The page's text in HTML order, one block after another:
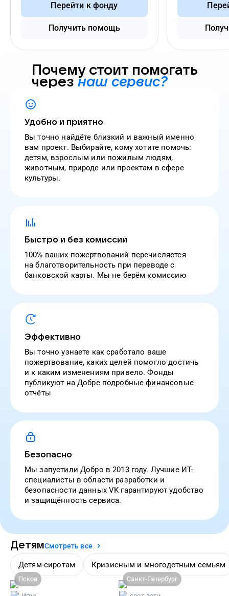
Перейти к фонду
Получить помощь
Почему стоит помогать
через наш сервис?
Удобно и приятно
Вы точно найдёте близкий и важный именно
вам проект. Выбирайте, кому хотите помочь:
детям, взрослым или пожилым людям,
животным, природе или проектам в сфере
культуры.
Быстро и без комиссии
100% ваших пожертвований перечисляется
на благотворительность при переводе с
банковской карты. Мы не берём комиссию
Эффективно
Вы точно узнаете как сработало ваше
пожертвование, каких целей помогло достичь
и к каким изменениям привело. Фонды
публикуют на Добре подробные финансовые
отчёты
Безопасно
Мы запустили Добро в 2013 году. Лучшие ИТ-
специалисты в области разработки и
безопасности данных VK гарантируют удобство
и защищённость сервиса.
ДетямСмотреть все
Детям-сиротам Кризисным и многодетным семьям
Псков Санкт-Петербург